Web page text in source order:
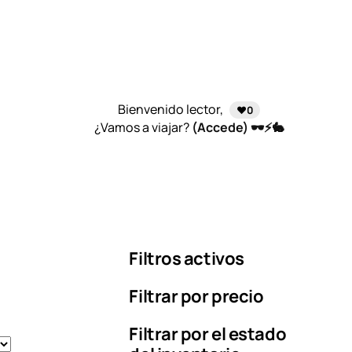
Bienvenido lector, ❤️0
¿Vamos a viajar? (Accede) 🕶️⚡🐇
Filtros activos
Filtrar por precio
Filtrar por el estado